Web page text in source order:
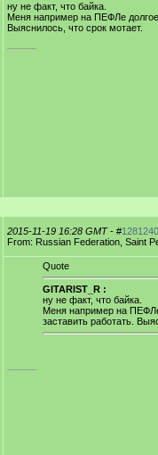
ну не факт, что байка.
Меня например на ПЕФЛе
Выяснилось, что срок мотает.
-----------
2015-11-19 16:28 GMT- #
From: Russian Federation, Saint
Quote
GITARIST_R :
ну не факт, что байка.
Меня например на
заставить работать.
-----------